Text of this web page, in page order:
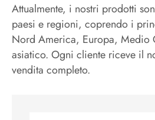
Attualmente, i nostri prodotti
paesi e regioni, coprendo i
Nord America, Europa, Medio
asiatico. Ogni cliente riceve il
vendita completo.